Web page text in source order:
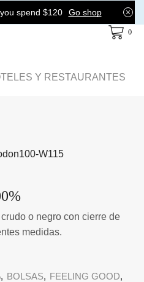
spend $120 Go shop
0
Y RESTAURANTES
o negro con cierre de
medidas.
, BOLSAS, FEELING GOOD,